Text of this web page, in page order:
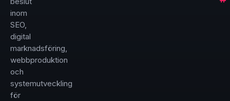
inom
SEO,
digital
marknadsföring,
webbproduktion
och
systemutveckling
för